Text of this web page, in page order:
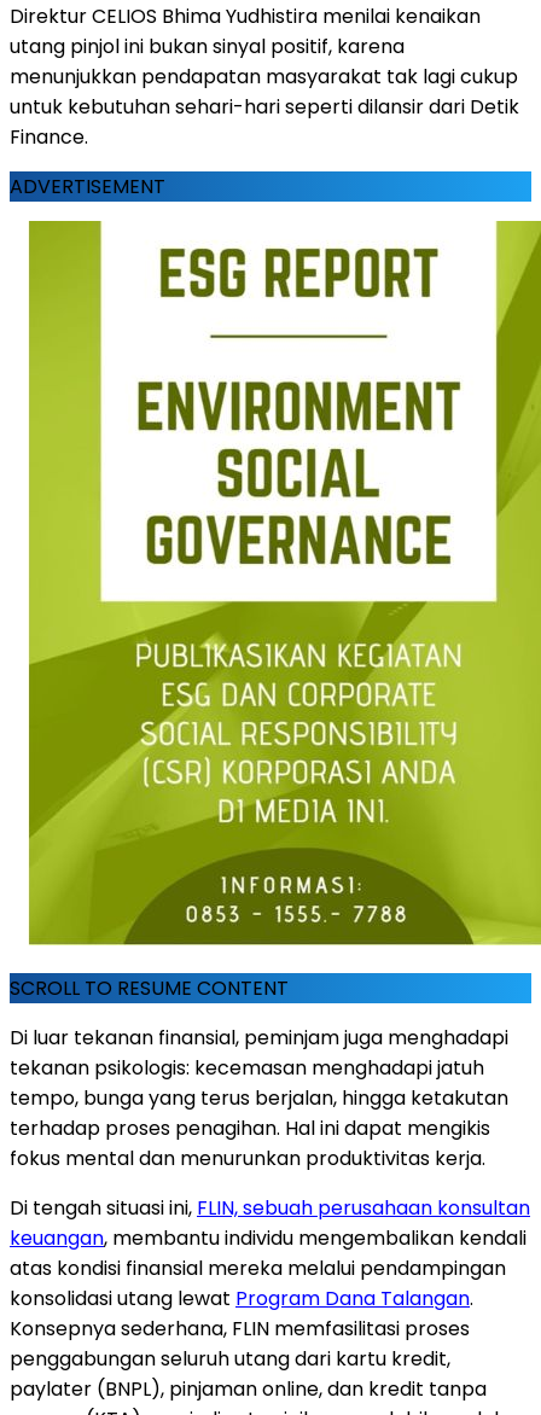
Direktur CELIOS Bhima Yudhistira menilai kenaikan
utang pinjol ini bukan sinyal positif, karena
menunjukkan pendapatan masyarakat tak lagi cukup
untuk kebutuhan sehari-hari seperti dilansir dari Detik
Finance.
ADVERTISEMENT
SCROLL TO RESUME CONTENT
Di luar tekanan finansial, peminjam juga menghadapi
tekanan psikologis: kecemasan menghadapi jatuh
tempo, bunga yang terus berjalan, hingga ketakutan
terhadap proses penagihan. Hal ini dapat mengikis
fokus mental dan menurunkan produktivitas kerja.
Di tengah situasi ini, FLIN, sebuah perusahaan konsultan
keuangan, membantu individu mengembalikan kendali
atas kondisi finansial mereka melalui pendampingan
konsolidasi utang lewat Program Dana Talangan.
Konsepnya sederhana, FLIN memfasilitasi proses
penggabungan seluruh utang dari kartu kredit,
paylater (BNPL), pinjaman online, dan kredit tanpa